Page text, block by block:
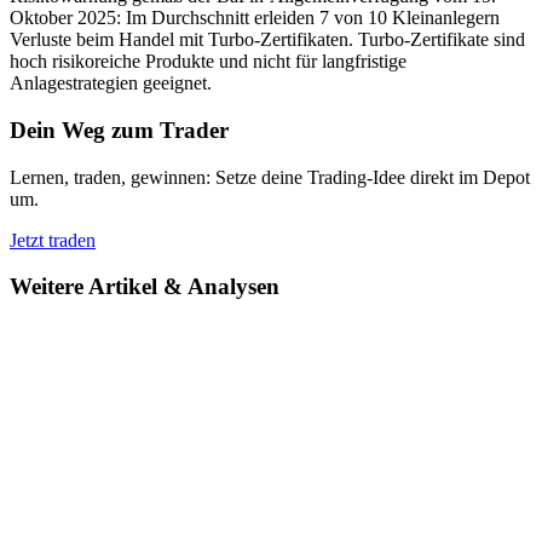
Oktober 2025: Im Durchschnitt erleiden 7 von 10 Kleinanlegern
Verluste beim Handel mit Turbo-Zertifikaten. Turbo-Zertifikate sind
hoch risikoreiche Produkte und nicht für langfristige
Anlagestrategien geeignet.
Dein Weg zum Trader
Lernen, traden, gewinnen: Setze deine Trading-Idee direkt im Depot
um.
Jetzt traden
Weitere Artikel & Analysen